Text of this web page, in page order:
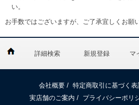
い。
お手数ではございますが、ご了承宜しくお願
詳細検索 新規登録 マ
会社概要 / 特定商取引に基づく表
実店舗のご案内 / プライバシーポリ